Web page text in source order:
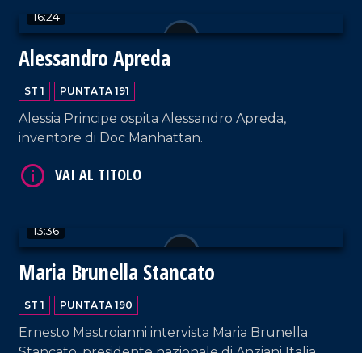
16:24
Alessandro Apreda
ST 1 PUNTATA 191
Alessia Principe ospita Alessandro Apreda,
inventore di Doc Manhattan.
13:36
Maria Brunella Stancato
ST 1 PUNTATA 190
Ernesto Mastroianni intervista Maria Brunella
VAI AL TITOLO
VAI AL TITOLO